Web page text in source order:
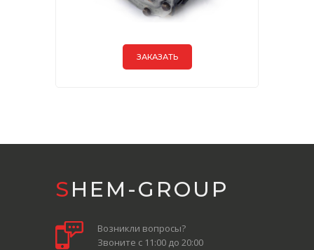
ЗАКАЗАТЬ
SHEM-GROUP
Возникли вопросы?
Звоните с 11:00 до 20:00